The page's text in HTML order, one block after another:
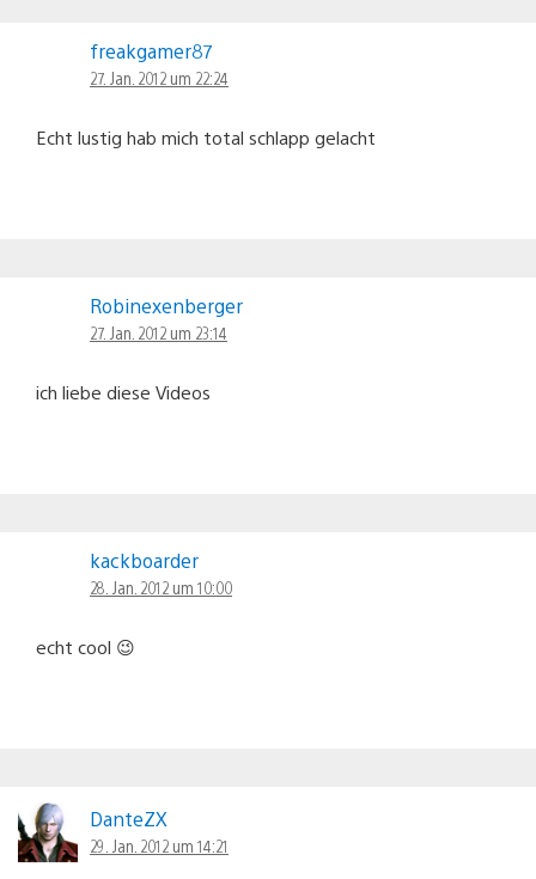
freakgamer87
27. Jan. 2012 um 22:24
Echt lustig hab mich total schlapp gelacht
Robinexenberger
27. Jan. 2012 um 23:14
ich liebe diese Videos
kackboarder
28. Jan. 2012 um 10:00
echt cool 😉
DanteZX
29. Jan. 2012 um 14:21